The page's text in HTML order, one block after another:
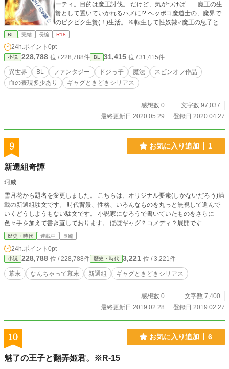
ーティ。目的は魔王討伐。 だけど、気がつけば……魔王の生
贄として置いていかれるハメに!? ヘッポコ魔道士の、魔界で
のビクビク生贄(！)生活。 ※転生して性奴隷♂魔王の息子と暴
れてきます https://www.alphapolis.co.jp/novel/296676539/96
BL 完結 長編 R18
24h.ポイント 0pt
小説 228,788 位 / 228,788件 BL 31,415 位 / 31,415件
異世界 BL ファンタジー ドジっ子 魔法
スピンオフ作品
血の表現多少あり
ギャグときどきシリアス
感想数 0
文字数 97,037
最終更新日 2020.05.29
登録日 2020.04.27
9 お気に入り追加 1
新選組奇譚
珂威
雪月花から題名を変更しました。 こちらは、オリジナル要素(しかないだろう)満
載の新選組駄文です。 時代背景、性格、いろんなものを丸っと無視して進んで
いくどうしようもない駄文です。 小説家になろうで書いていたものをさらに
色々手を加えて書き直しております。 ほぼギャグ？コメディ？展開です
歴史・時代 連載中 長編
24h.ポイント 0pt
小説 228,788 位 / 228,788件 歴史・時代 3,221 位 / 3,221件
幕末 なんちゃって幕末 新選組 ギャグときどきシリアス
感想数 0
文字数 7,400
最終更新日 2019.02.28
登録日 2019.02.27
10 お気に入り追加 6
魅了の王子と翻弄姫君。※R-15